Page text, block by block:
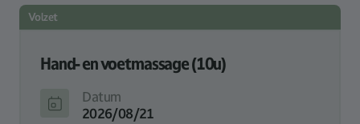
Volzet
Hand- en voetmassage (10u)
Datum
2026/08/21